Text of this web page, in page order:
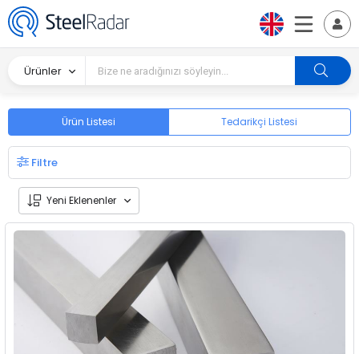
Ürünler
Ürün Listesi Tedarikçi Listesi
Filtre
Yeni Eklenenler